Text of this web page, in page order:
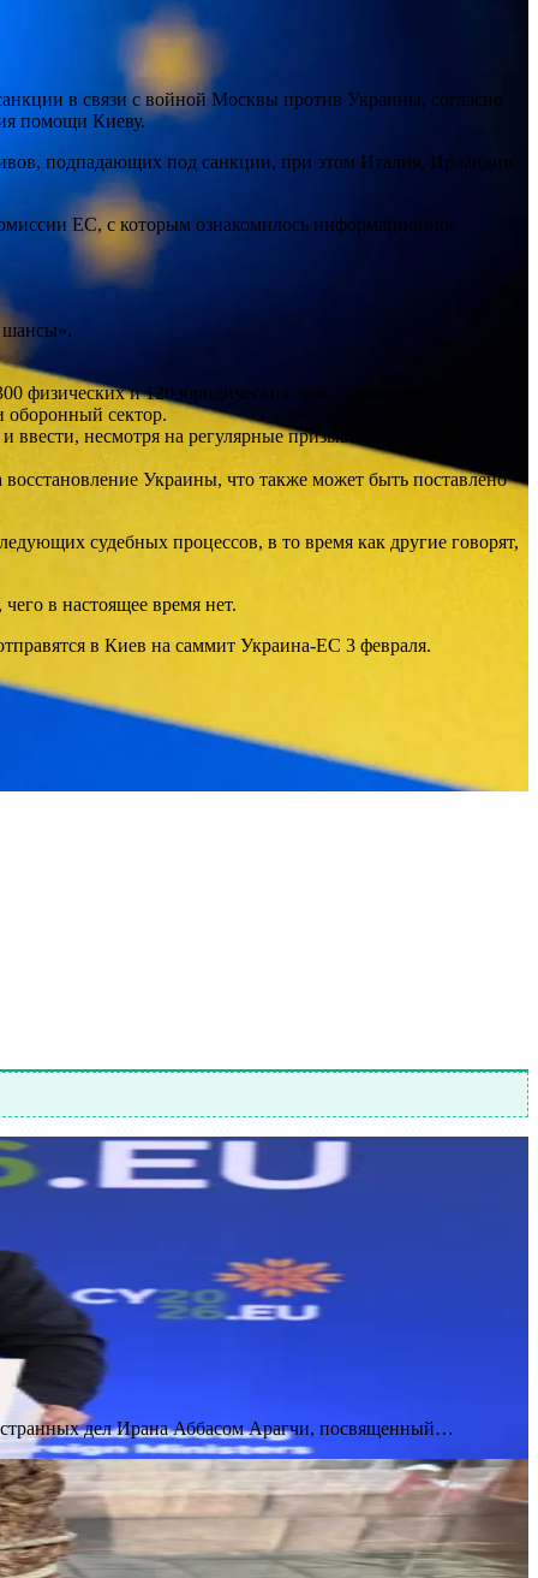
в связи с войной Москвы против Украины, согласно
помощи Киеву.
подпадающих под санкции, при этом Италия, Ирландия,
ЕС, с которым ознакомилось информационное
шансы».
физических и 120 юридических лиц, а также действуют
оборонный сектор.
несмотря на регулярные призывы российских
Украины, что также может быть поставлено
судебных процессов, в то время как другие говорят,
в настоящее время нет.
в Киев на саммит Украина-ЕС 3 февраля.
дел Ирана Аббасом Арагчи, посвященный…